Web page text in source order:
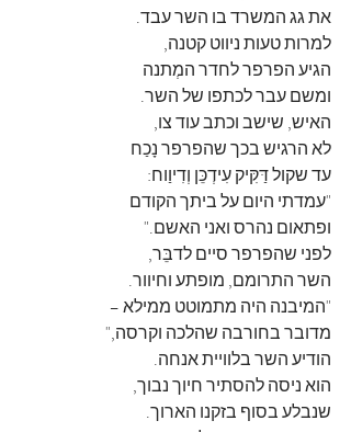
את גג המשרד בו השר עבד.
למרות טעות ניווט קטנה,
הגיע הפרפר לחדר המְתנה
ומשם עבר לכתפו של השר.
האיש, שישב וכתב עוד צו,
לא הרגיש בכך שהפרפר נָכַח
עד שקול דַּקִּיק עִידְכֵּן וְדִיוַוח:
"עמדתי היום על ביתך הקודם
ופתאום נהרס ואני האשם."
לפני שהפרפר סיים לדבֵּר,
השר התרומם, מופתע וחיוור.
"המיבנה היה מתמוטט ממילא –
מדובר בחורבה שהלכה וקרסה,"
הודיע השר בלוויית אנחה.
הוא ניסה להסתיר חיוך נבוך,
שנבלע בסוף בזקנו הארוך.